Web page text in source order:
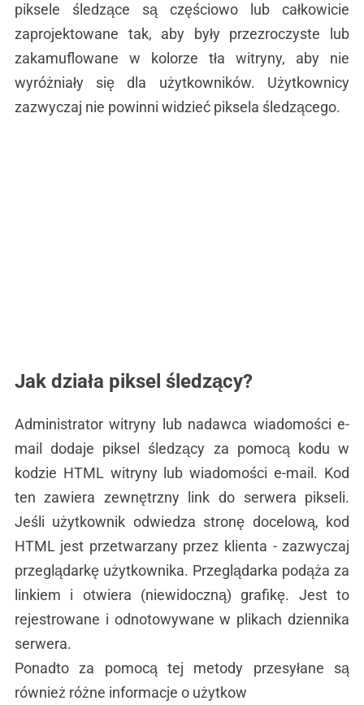
piksele śledzące są częściowo lub całkowicie
zaprojektowane tak, aby były przezroczyste lub
zakamuflowane w kolorze tła witryny, aby nie
wyróżniały się dla użytkowników. Użytkownicy
zazwyczaj nie powinni widzieć piksela śledzącego.
Jak działa piksel śledzący?
Administrator witryny lub nadawca wiadomości e-
mail dodaje piksel śledzący za pomocą kodu w
kodzie HTML witryny lub wiadomości e-mail. Kod
ten zawiera zewnętrzny link do serwera pikseli.
Jeśli użytkownik odwiedza stronę docelową, kod
HTML jest przetwarzany przez klienta - zazwyczaj
przeglądarkę użytkownika. Przeglądarka podąża za
linkiem i otwiera (niewidoczną) grafikę. Jest to
rejestrowane i odnotowywane w plikach dziennika
serwera.
Ponadto za pomocą tej metody przesyłane są
również różne informacje o użytkow